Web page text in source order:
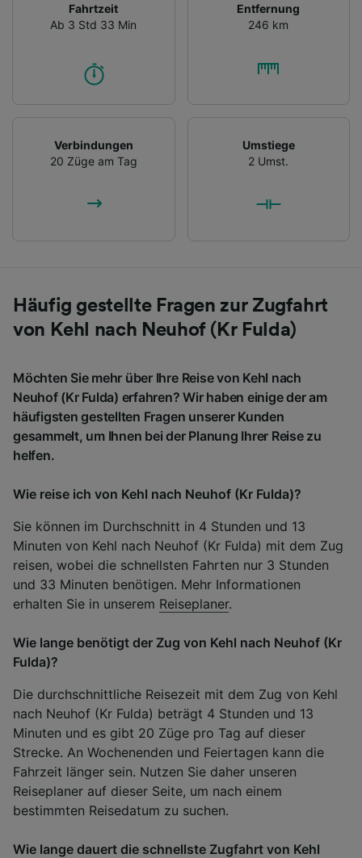
Fahrtzeit
Ab 3 Std 33 Min
Entfernung
246 km
Verbindungen
20 Züge am Tag
Umstiege
2 Umst.
Häufig gestellte Fragen zur Zugfahrt
von Kehl nach Neuhof (Kr Fulda)
Möchten Sie mehr über Ihre Reise von Kehl nach
Neuhof (Kr Fulda) erfahren? Wir haben einige der am
häufigsten gestellten Fragen unserer Kunden
gesammelt, um Ihnen bei der Planung Ihrer Reise zu
helfen.
Wie reise ich von Kehl nach Neuhof (Kr Fulda)?
Sie können im Durchschnitt in 4 Stunden und 13
Minuten von Kehl nach Neuhof (Kr Fulda) mit dem Zug
reisen, wobei die schnellsten Fahrten nur 3 Stunden
und 33 Minuten benötigen. Mehr Informationen
erhalten Sie in unserem Reiseplaner.
Wie lange benötigt der Zug von Kehl nach Neuhof (Kr
Fulda)?
Die durchschnittliche Reisezeit mit dem Zug von Kehl
nach Neuhof (Kr Fulda) beträgt 4 Stunden und 13
Minuten und es gibt 20 Züge pro Tag auf dieser
Strecke. An Wochenenden und Feiertagen kann die
Fahrzeit länger sein. Nutzen Sie daher unseren
Reiseplaner auf dieser Seite, um nach einem
bestimmten Reisedatum zu suchen.
Wie lange dauert die schnellste Zugfahrt von Kehl